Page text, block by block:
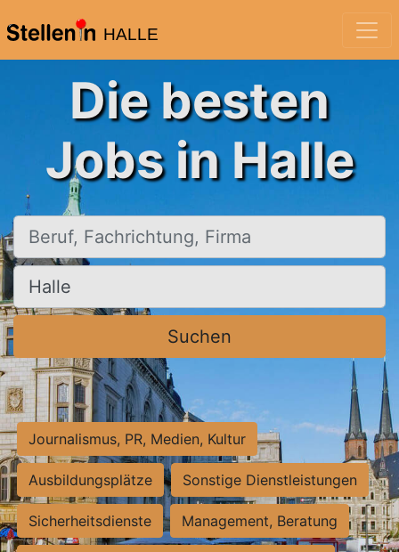
HALLE
Die besten
Jobs in Halle
Beruf, Fachrichtung, Firma
Ort, Stadt
Suchen
Journalismus, PR, Medien, Kultur
Ausbildungsplätze Sonstige Dienstleistungen
Sicherheitsdienste Management, Beratung